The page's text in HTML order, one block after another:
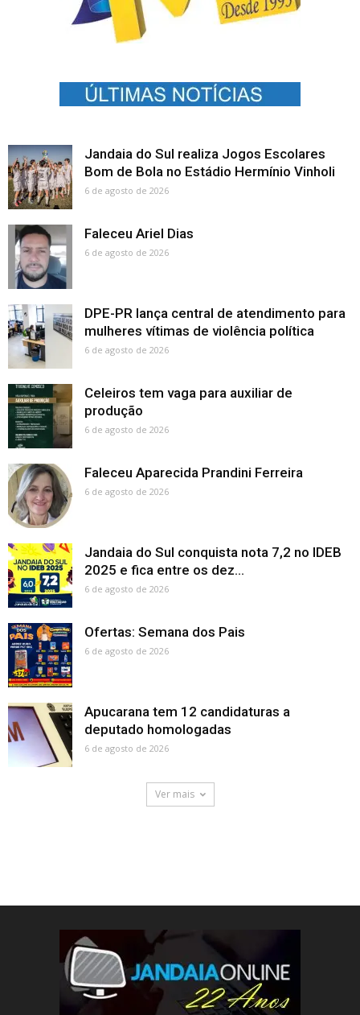
Jandaia do Sul realiza Jogos Escolares
Bom de Bola no Estádio Hermínio Vinholi
6 de agosto de 2026
Faleceu Ariel Dias
6 de agosto de 2026
DPE-PR lança central de atendimento para
mulheres vítimas de violência política
6 de agosto de 2026
Celeiros tem vaga para auxiliar de
produção
6 de agosto de 2026
Faleceu Aparecida Prandini Ferreira
6 de agosto de 2026
Jandaia do Sul conquista nota 7,2 no IDEB
2025 e fica entre os dez...
6 de agosto de 2026
Ofertas: Semana dos Pais
6 de agosto de 2026
Apucarana tem 12 candidaturas a
deputado homologadas
6 de agosto de 2026
Ver mais